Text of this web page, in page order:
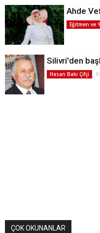
Ahde
Eğitmen ve
Silivri'den
Hasan Baki Çifçi
ÇOK OKUNANLAR